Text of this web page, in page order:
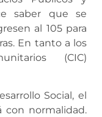
saber que se
al 105 para
En tanto a los
(CIC)
Social, el
con normalidad.